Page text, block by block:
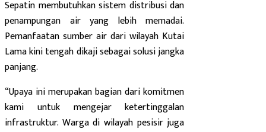
Sepatin membutuhkan sistem distribusi dan
penampungan air yang lebih memadai.
Pemanfaatan sumber air dari wilayah Kutai
Lama kini tengah dikaji sebagai solusi jangka
panjang.
“Upaya ini merupakan bagian dari komitmen
kami untuk mengejar ketertinggalan
infrastruktur. Warga di wilayah pesisir juga